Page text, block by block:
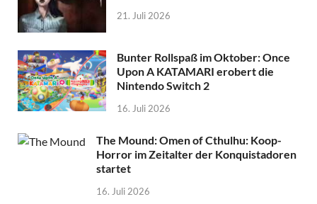
21. Juli 2026
Bunter Rollspaß im Oktober: Once
Upon A KATAMARI erobert die
Nintendo Switch 2
16. Juli 2026
The Mound: Omen of Cthulhu: Koop-
Horror im Zeitalter der Konquistadoren
startet
16. Juli 2026